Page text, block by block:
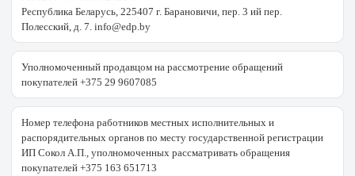
Республика Беларусь, 225407 г. Барановичи, пер. 3 ий пер.
Полесский, д. 7. info@edp.by
Уполномоченный продавцом на рассмотрение обращений
покупателей +375 29 9607085
Номер телефона работников местных исполнительных и
распорядительных органов по месту государственной регистрации
ИП Сокол А.П., уполномоченных рассматривать обращения
покупателей +375 163 651713